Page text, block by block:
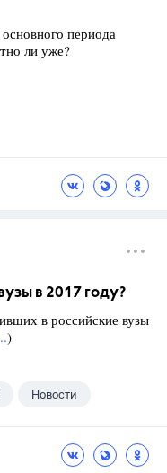
периода
ли уже?
в 2017 году?
в российские вузы
)
Новости